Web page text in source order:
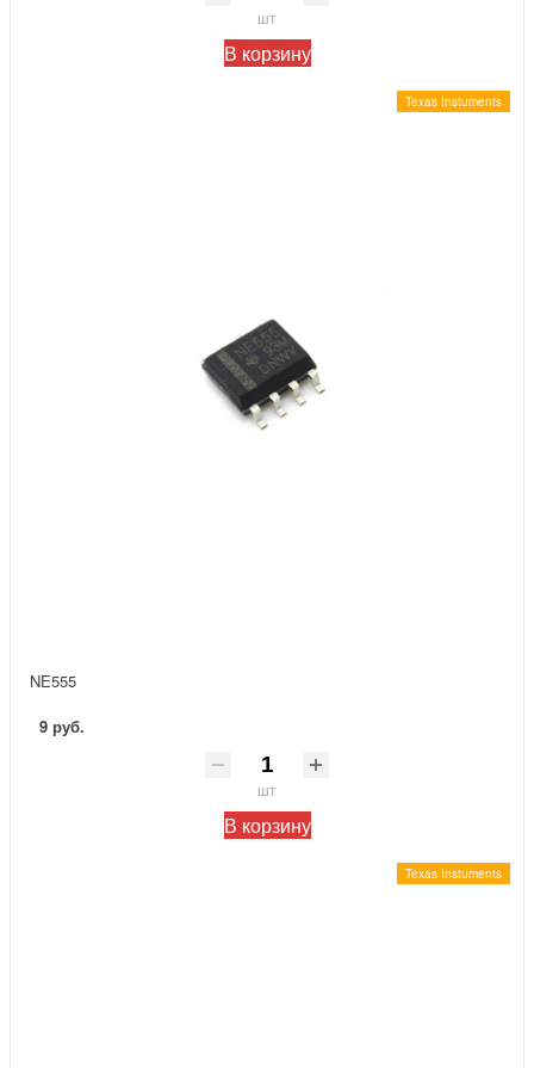
шт
В корзину
Texas Instuments
NE555
9 руб.
шт
В корзину
Texas Instuments